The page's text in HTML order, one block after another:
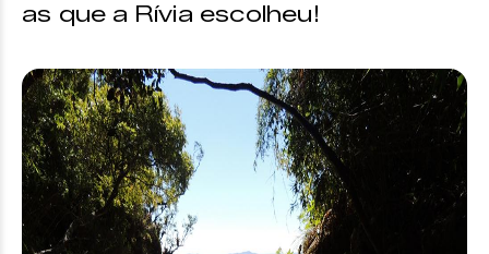
as que a Rívia escolheu!